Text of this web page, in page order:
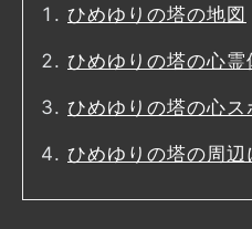
ひめゆりの塔の地図
ひめゆりの塔の心霊
ひめゆりの塔の心ス
ひめゆりの塔の周辺